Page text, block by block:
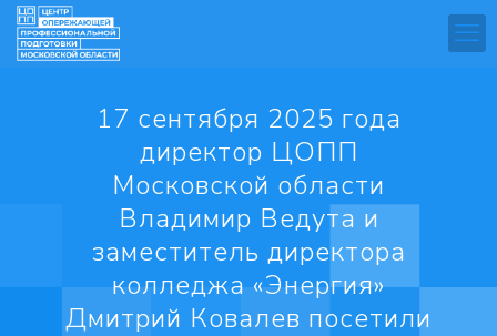
17 сентября 2025 года
директор ЦОПП
Московской области
Владимир Ведута и
заместитель директора
колледжа «Энергия»
Дмитрий Ковалев посетили